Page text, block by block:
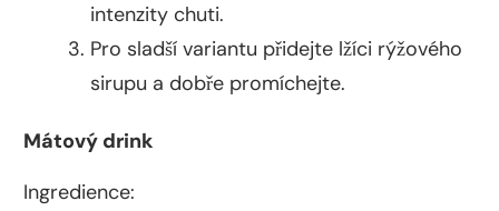
intenzity chuti.
Pro sladší variantu přidejte lžíci rýžového
sirupu a dobře promíchejte.
Mátový drink
Ingredience: